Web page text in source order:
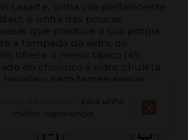
Lasarte, unha vila pertencente
é unha das poucas
que produce a súa propia
a tempada da sidra, de
ofrece o menú típico (45
en chourizo á sidra, chuleta
bacallau, pero tamén posúe
para unha
mellor experiencia